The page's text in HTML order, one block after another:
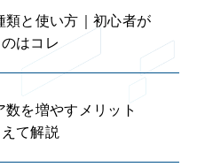
類と使い方｜初心者が
はコレ
を増やすメリット
て解説